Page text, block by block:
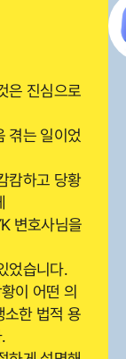
은 진심으로
겪는 일이었
캄하고 당황
변호사님을
었습니다.
이 어떤 의
소한 법적 용